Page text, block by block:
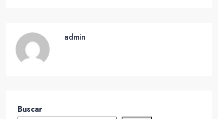
admin
Buscar